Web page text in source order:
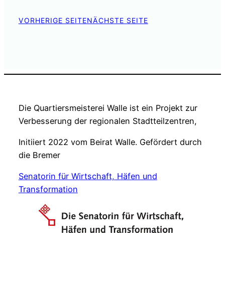
VORHERIGE SEITENÄCHSTE SEITE
Die Quartiersmeisterei Walle ist ein Projekt zur
Verbesserung der regionalen Stadtteilzentren,
Initiiert 2022 vom Beirat Walle. Gefördert durch
die Bremer
Senatorin für Wirtschaft, Häfen und
Transformation